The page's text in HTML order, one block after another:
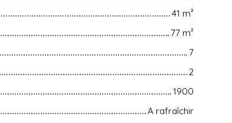
41 m²
77 m²
7
2
1900
A rafraîchir